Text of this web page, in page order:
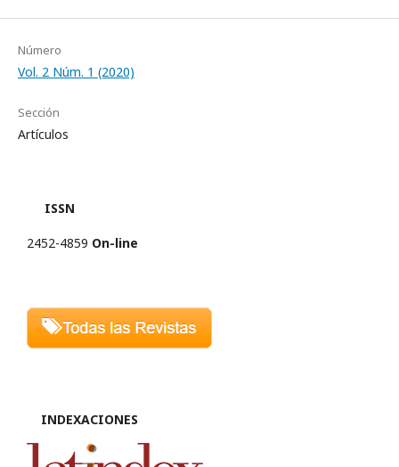
Número
Vol. 2 Núm. 1 (2020)
Sección
Artículos
ISSN
2452-4859 On-line
INDEXACIONES